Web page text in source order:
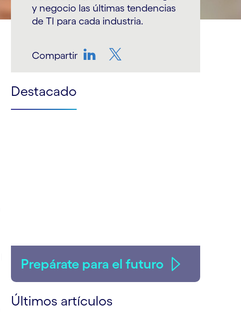
y negocio las últimas tendencias
de TI para cada industria.
Compartir
Destacado
Prepárate para el futuro
Últimos artículos